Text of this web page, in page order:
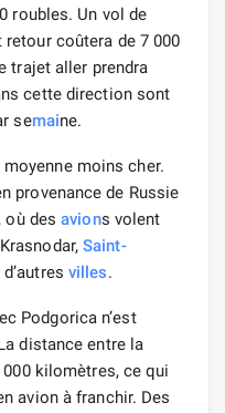
roubles. Un vol de
retour coûtera de 7 000
trajet aller prendra
cette direction sont
semaine.
moins cher.
provenance de Russie
où desavions volent
Saint-
villes.
Podgorica n’est
distance entre la
kilomètres, ce qui
avion à franchir. Des